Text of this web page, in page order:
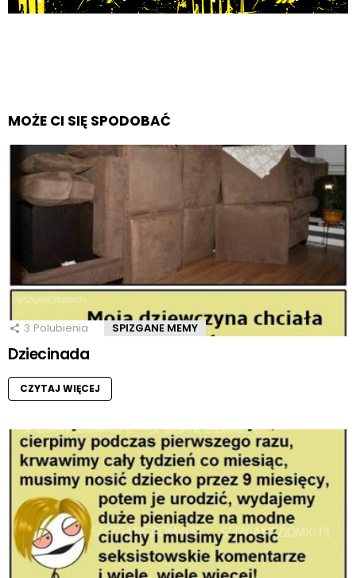
MOŻE CI SIĘ SPODOBAĆ
3 Polubienia SPIZGANE MEMY
Dziecinada
CZYTAJ WIĘCEJ